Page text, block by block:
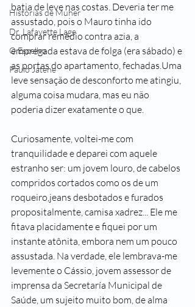
Histórias de Muher
Dr. Lafayette Lage
O Espelho
Paulo Jatene
batia de leve nas costas. Deveria ter me
assustado, pois o Mauro tinha ido
comprar remédio contra azia, a
empregada estava de folga (era sábado) e
as portas do apartamento, fechadas.Uma
leve sensação de desconforto me atingiu,
alguma coisa mudara, mas eu não
poderia dizer exatamente o que.
Curiosamente, voltei-me com
tranquilidade e deparei com aquele
estranho ser: um jovem louro, de cabelos
compridos cortados como os de um
roqueiro,jeans desbotados e furados
propositalmente, camisa xadrez... Ele me
fitava placidamente e fiquei por um
instante atônita, embora nem um pouco
assustada. Na verdade, ele lembrava-me
levemente o Cássio, jovem assessor de
imprensa da Secretaría Municipal de
Saúde, um sujeito muito bom, de alma